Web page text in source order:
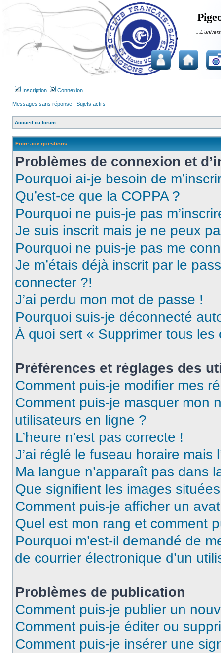
Inscription Connexion
Messages sans réponse | Sujets actifs
Accueil du forum
Foire aux questions
Problèmes de connexion et
Pourquoi ai-je besoin de
Qu’est-ce que la COPPA ?
Pourquoi ne puis-je pas
Je suis inscrit mais je ne peux
Pourquoi ne puis-je pas me
Je m’étais déjà inscrit par le
connecter ?!
J’ai perdu mon mot de passe !
Pourquoi suis-je déconnecté
À quoi sert « Supprimer tous les
Préférences et réglages des
Comment puis-je modifier mes
Comment puis-je masquer mon
utilisateurs en ligne ?
L’heure n’est pas correcte !
J’ai réglé le fuseau horaire mais
Ma langue n’apparaît pas dans
Que signifient les images
Comment puis-je afficher un
Quel est mon rang et comment
Pourquoi m’est-il demandé de
de courrier électronique d’un
Problèmes de publication
Comment puis-je publier un
Comment puis-je éditer ou
Comment puis-je insérer une